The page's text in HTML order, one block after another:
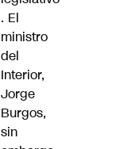
. El
ministro
del
Interior,
Jorge
Burgos,
sin